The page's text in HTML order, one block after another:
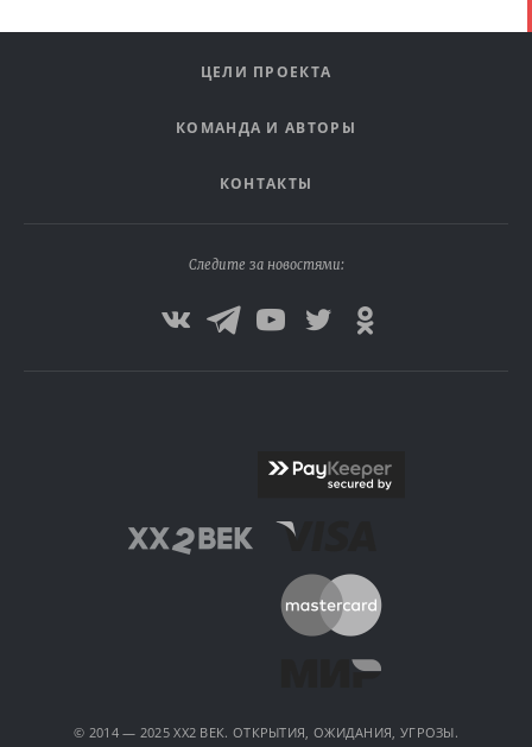
ЦЕЛИ ПРОЕКТА
КОМАНДА И АВТОРЫ
КОНТАКТЫ
Следите за новостями:
© 2014 — 2025 XX2 ВЕК. ОТКРЫТИЯ, ОЖИДАНИЯ, УГРОЗЫ.